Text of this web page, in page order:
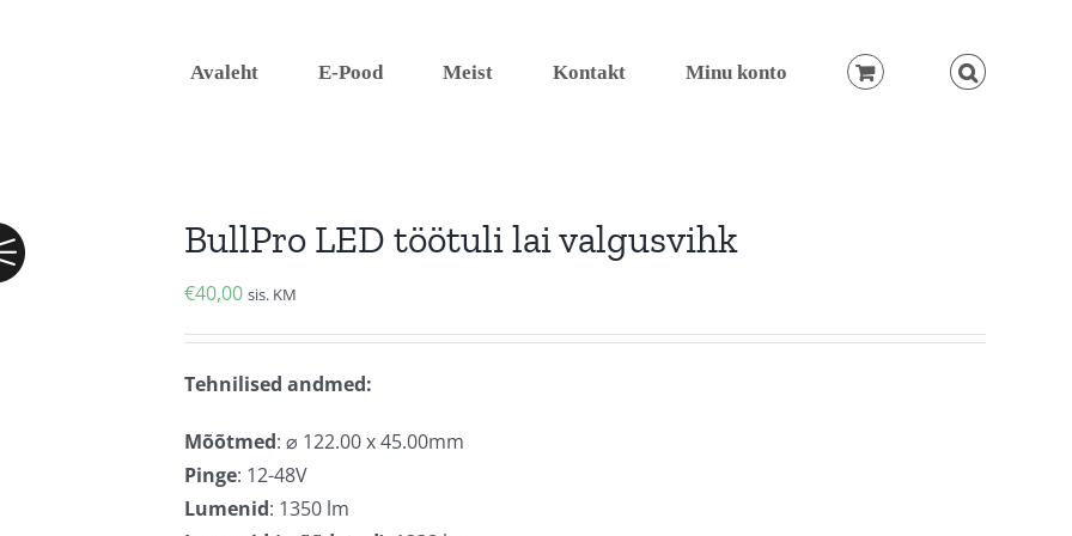
Avaleht E-Pood Meist Kontakt Minu konto
BullPro LED töötuli lai valgusvihk
€40,00 sis. KM
Tehnilised andmed:
Mõõtmed: ⌀ 122.00 x 45.00mm
Pinge: 12-48V
Lumenid: 1350 lm